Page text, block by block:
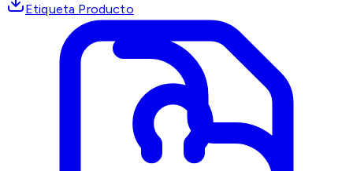
Etiqueta Producto